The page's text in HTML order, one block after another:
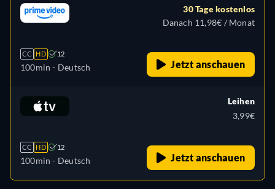
CC HD 12
100min - Deutsch
30 Tage kostenlos
Danach 11,98€ / Monat
Jetzt anschauen
CC HD 12
100min - Deutsch
Leihen
3,99€
Jetzt anschauen